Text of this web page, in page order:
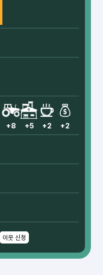
+8 +5 +2 +2
이웃 신청